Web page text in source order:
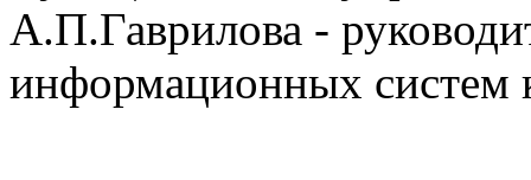
А.П.Гаврилова -
информационных систем